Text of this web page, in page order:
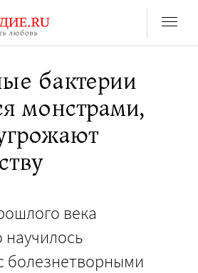
бактерии
монстрами,
века
научилось
болезнетворными